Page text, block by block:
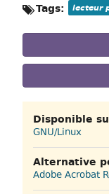
Tags: lecteur
Disponible
GNU/Linux
Alternative
Adobe Acrobat